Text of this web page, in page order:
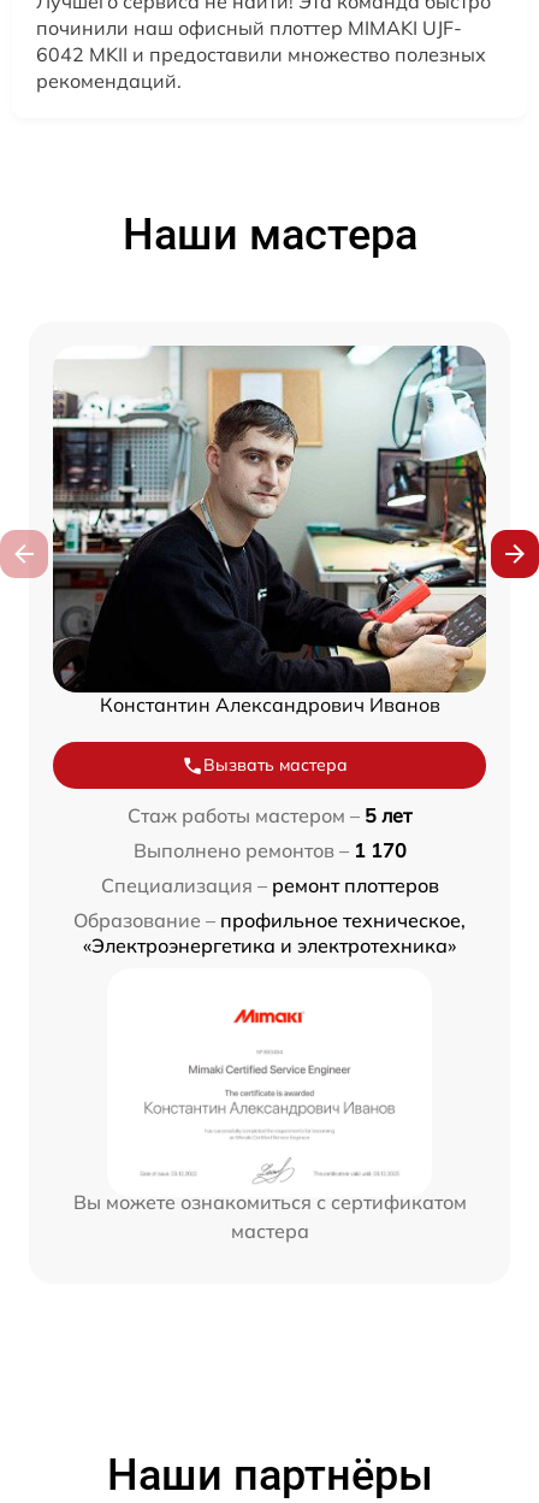
починили наш офисный плоттер MIMAKI UJF-
6042 MKII и предоставили множество полезных
рекомендаций.
Наши мастера
Константин Александрович Иванов
Вызвать мастера
Стаж работы мастером – 5 лет
Выполнено ремонтов – 1 170
Специализация – ремонт плоттеров
Образование – профильное техническое,
«Электроэнергетика и электротехника»
Вы можете ознакомиться с сертификатом
мастера
Наши партнёры